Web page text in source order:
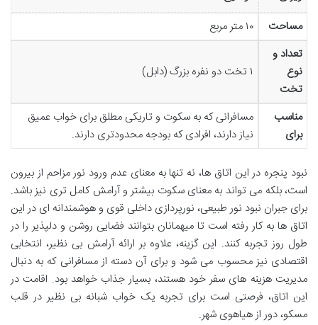
مساحت
۱۰ متر مربع
تعداد و
نوع
تخت
۱ تخت دو نفره بزرگ (دابل)
مناسب
برای
مسافرانی که به سکوت و تاریکی مطلق برای خواب عمیق
نیاز دارند، افرادی که بودجه محدودتری دارند.
نبود پنجره در این اتاق ها، نه تنها به معنای عدم ورود نور مزاحم از بیرون
است، بلکه می تواند به معنای سکوت بیشتر و آرامش کامل تری نیز باشد.
برای جبران نبود نور طبیعی، نورپردازی داخلی قوی و هوشمندانه ای در این
اتاق ها به کار رفته است تا میهمانان بتوانند فضایی روشن و دلپذیر را در
طول روز تجربه کنند. این گزینه، علاوه بر ارائه آرامش بی نظیر، انتخابی
اقتصادی نیز محسوب می شود و برای آن دسته از مسافرانی که به دنبال
مدیریت هزینه های سفر خود هستند، بسیار جذاب خواهد بود. اقامت در
این اتاق، فرصتی است برای تجربه یک خواب شبانه بی نظیر در قلب
مسکو، دور از هیاهوی شهر.